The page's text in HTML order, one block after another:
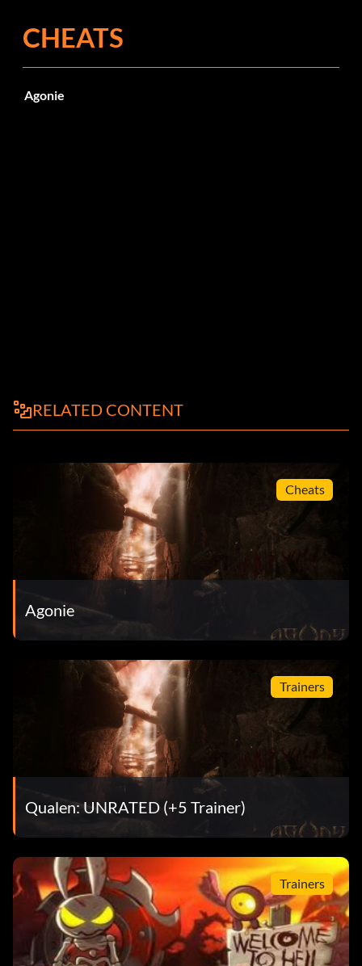
CHEATS
Agonie
RELATED CONTENT
Cheats
Agonie
Trainers
Qualen: UNRATED (+5 Trainer)
Trainers